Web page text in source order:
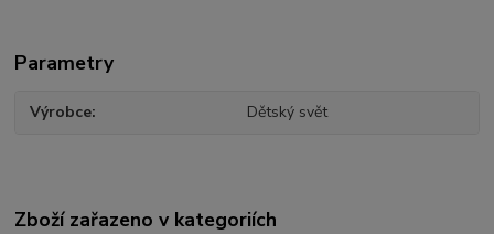
Parametry
Výrobce Dětský svět
Zboží zařazeno v kategoriích